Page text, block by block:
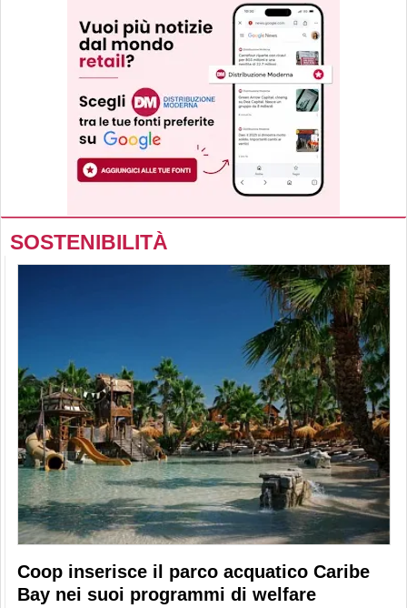
SOSTENIBILITÀ
Coop inserisce il parco acquatico Caribe
Bay nei suoi programmi di welfare